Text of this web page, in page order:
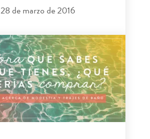
28 de marzo de 2016